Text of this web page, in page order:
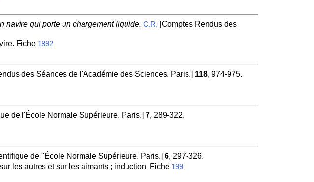
navire qui porte un chargement liquide. C.R. [Comptes Rendus des
Fiche 1892
des Séances de l'Académie des Sciences. Paris.] 118, 974-975.
de l'École Normale Supérieure. Paris.] 7, 289-322.
de l'École Normale Supérieure. Paris.] 6, 297-326.
les autres et sur les aimants ; induction. Fiche 199